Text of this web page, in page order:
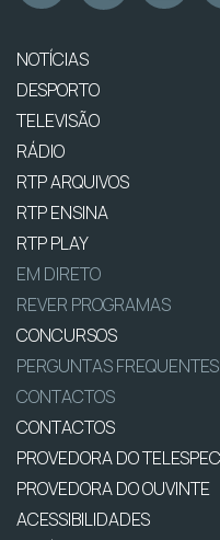
NOTÍCIAS
DESPORTO
TELEVISÃO
RÁDIO
RTP ARQUIVOS
RTP ENSINA
RTP PLAY
EM DIRETO
REVER PROGRAMAS
CONCURSOS
PERGUNTAS FREQUENTES
CONTACTOS
CONTACTOS
PROVEDORA DO
PROVEDORA DO OUVINTE
ACESSIBILIDADES